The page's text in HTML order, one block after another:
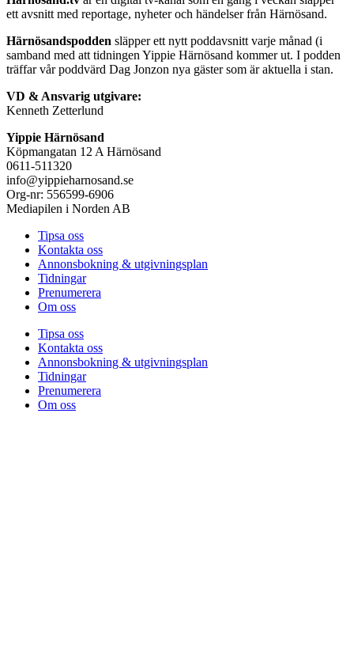
ett avsnitt med reportage, nyheter och händelser från Härnösand.
Härnösandspodden släpper ett nytt poddavsnitt varje månad (i
samband med att tidningen Yippie Härnösand kommer ut. I podden
träffar vår poddvärd Dag Jonzon nya gäster som är aktuella i stan.
VD & Ansvarig utgivare:
Kenneth Zetterlund
Yippie Härnösand
Köpmangatan 12 A Härnösand
0611-511320
info@yippieharnosand.se
Org-nr: 556599-6906
Mediapilen i Norden AB
Tipsa oss
Kontakta oss
Annonsbokning & utgivningsplan
Tidningar
Prenumerera
Om oss
Tipsa oss
Kontakta oss
Annonsbokning & utgivningsplan
Tidningar
Prenumerera
Om oss